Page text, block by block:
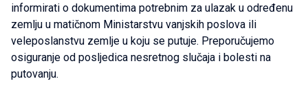
informirati o dokumentima potrebnim za ulazak u određenu
zemlju u matičnom Ministarstvu vanjskih poslova ili
veleposlanstvu zemlje u koju se putuje. Preporučujemo
osiguranje od posljedica nesretnog slučaja i bolesti na
putovanju.